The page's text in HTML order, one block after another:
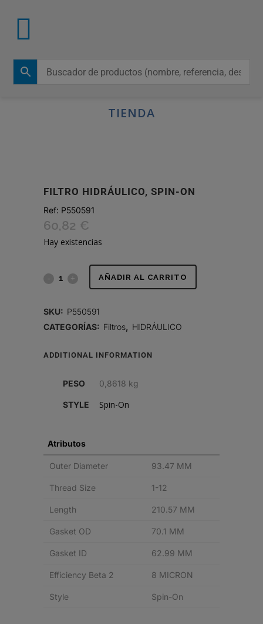
TIENDA
FILTRO HIDRÁULICO, SPIN-ON
Ref: P550591
60,82 €
Hay existencias
FILTRO AÑADIR AL CARRITO
SKU: P550591
CATEGORÍAS: Filtros HIDRÁULICO
ADDITIONAL INFORMATION
PESO 0,8618 kg
STYLE Spin-On
Atributos
Outer Diameter 93.47 MM
Thread Size 1-12
Length 210.57 MM
Gasket OD 70.1 MM
Gasket ID 62.99 MM
Efficiency Beta 2 8 MICRON
Style Spin-On